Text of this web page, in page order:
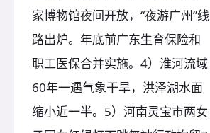
家博物馆夜间开放，“夜游广州”线
路出炉。年底前广东生育保险和
职工医保合并实施。4）淮河流域
60年一遇气象干旱，洪泽湖水面
缩小近一半。5）河南灵宝市两女